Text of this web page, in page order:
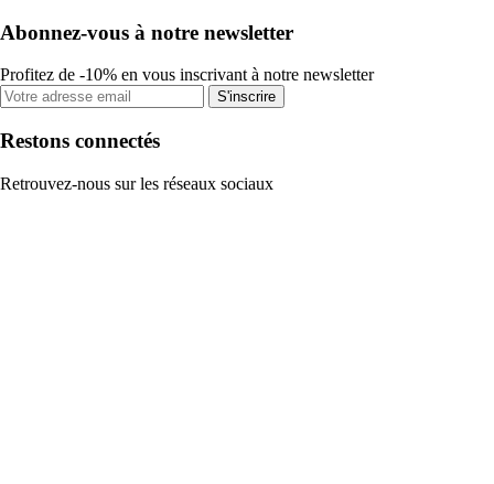
Abonnez-vous à notre newsletter
Profitez de -10% en vous inscrivant à notre newsletter
S'inscrire
Restons connectés
Retrouvez-nous sur les réseaux sociaux